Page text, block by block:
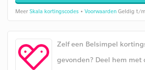
Meer Skala kortingscodes • Voorwaarden Geldig t/
Zelf een Belsimpel
gevonden? Deel hem